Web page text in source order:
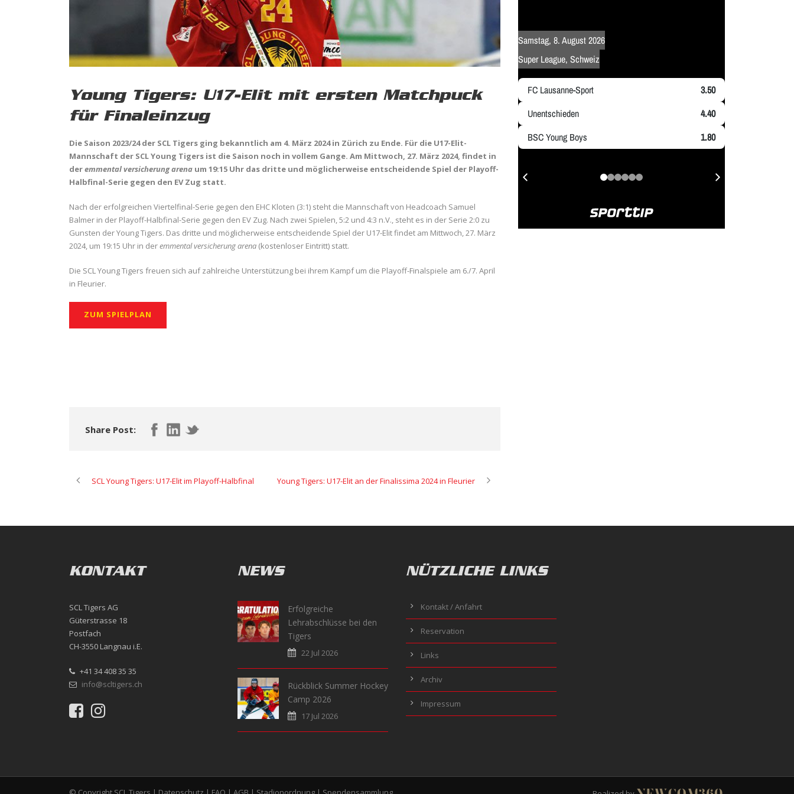
Young Tigers: U17-Elit mit ersten Matchpuck
für Finaleinzug
Die Saison 2023/24 der SCL Tigers ging bekanntlich am 4. März 2024 in Zürich zu Ende. Für die U17-Elit-
Mannschaft der SCL Young Tigers ist die Saison noch in vollem Gange. Am Mittwoch, 27. März 2024, findet in
deremmental versicherung arena um 19:15 Uhr das dritte und möglicherweise entscheidende Spiel der Playoff-
Halbfinal-Serie gegen den EV Zug statt.
Nach der erfolgreichen Viertelfinal-Serie gegen den EHC Kloten (3:1) steht die Mannschaft von Headcoach Samuel
Balmer in der Playoff-Halbfinal-Serie gegen den EV Zug. Nach zwei Spielen, 5:2 und 4:3 n.V., steht es in der Serie 2:0 zu
Gunsten der Young Tigers. Das dritte und möglicherweise entscheidende Spiel der U17-Elit findet am Mittwoch, 27. März
2024, um 19:15 Uhr in deremmental versicherung arena (kostenloser Eintritt) statt.
Die SCL Young Tigers freuen sich auf zahlreiche Unterstützung bei ihrem Kampf um die Playoff-Finalspiele am 6./7. April
in Fleurier.
ZUM SPIELPLAN
Share Post:
SCL Young Tigers: U17-Elit im Playoff-Halbfinal Young Tigers: U17-Elit an der Finalissima 2024 in Fleurier
KONTAKT
SCL Tigers AG
Güterstrasse 18
Postfach
CH-3550 Langnau i.E.
+41 34 408 35 35
info@scltigers.ch
NEWS
Erfolgreiche
Lehrabschlüsse bei den
Tigers
22 Jul 2026
Rückblick Summer Hockey
Camp 2026
17 Jul 2026
NÜTZLICHE LINKS
Kontakt / Anfahrt
Reservation
Links
Archiv
Impressum